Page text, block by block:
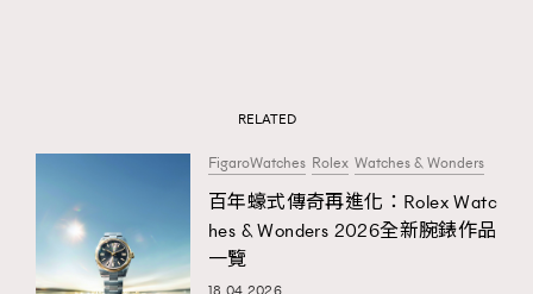
RELATED
FigaroWatches Rolex Watches & Wonders
百年蠔式傳奇再進化：Rolex Watc
hes & Wonders 2026全新腕錶作品
一覽